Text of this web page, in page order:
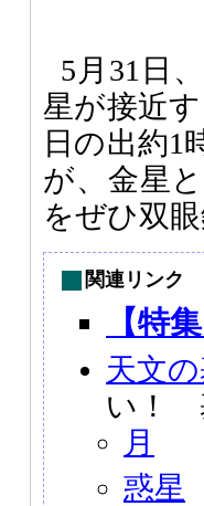
5月31日
星が接近
日の出約1
が、金星
をぜひ双
関連リンク
【特
天文
い！
月
惑星